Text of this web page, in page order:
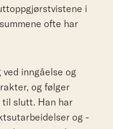
i
ofte har
inngåelse og
og følger
slutt. Han har
og -